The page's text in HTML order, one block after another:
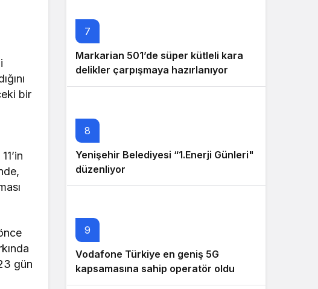
bir
gün
7
Markarian 501’de süper kütleli kara
delikler çarpışmaya hazırlanıyor
8
Yenişehir Belediyesi “1.Enerji Günleri"
düzenliyor
9
Vodafone Türkiye en geniş 5G
kapsamasına sahip operatör oldu